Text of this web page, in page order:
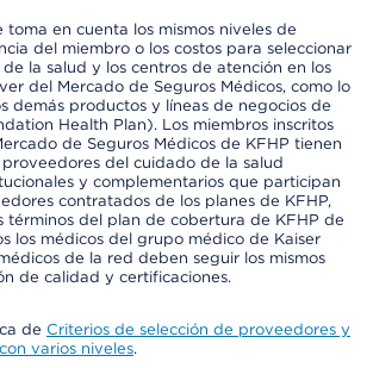
toma en cuenta los mismos niveles de
del miembro o los costos para seleccionar
la salud y los centros de atención en los
del Mercado de Seguros Médicos, como lo
demás productos y líneas de negocios de
Health Plan). Los miembros inscritos
de Seguros Médicos de KFHP tienen
del cuidado de la salud
y complementarios que participan
contratados de los planes de KFHP,
términos del plan de cobertura de KFHP de
los médicos del grupo médico de Kaiser
de la red deben seguir los mismos
de calidad y certificaciones.
de Criterios de selección de proveedores y
varios niveles.